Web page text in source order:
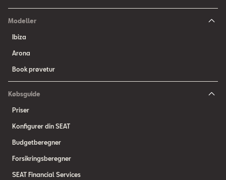
Modeller
Ibiza
Arona
Book prøvetur
Købsguide
Priser
Konfigurer din SEAT
Budgetberegner
Forsikringsberegner
SEAT Financial Services